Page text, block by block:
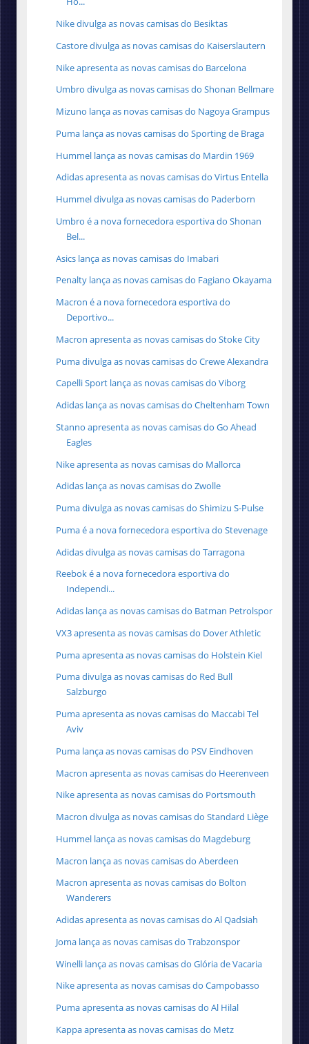
Nike divulga as novas camisas do Besiktas
Castore divulga as novas camisas do Kaiserslautern
Nike apresenta as novas camisas do Barcelona
Umbro divulga as novas camisas do Shonan Bellmare
Mizuno lança as novas camisas do Nagoya Grampus
Puma lança as novas camisas do Sporting de Braga
Hummel lança as novas camisas do Mardin 1969
Adidas apresenta as novas camisas do Virtus Entella
Hummel divulga as novas camisas do Paderborn
Umbro é a nova fornecedora esportiva do Shonan
Bel...
Asics lança as novas camisas do Imabari
Penalty lança as novas camisas do Fagiano Okayama
Macron é a nova fornecedora esportiva do
Deportivo...
Macron apresenta as novas camisas do Stoke City
Puma divulga as novas camisas do Crewe Alexandra
Capelli Sport lança as novas camisas do Viborg
Adidas lança as novas camisas do Cheltenham Town
Stanno apresenta as novas camisas do Go Ahead
Eagles
Nike apresenta as novas camisas do Mallorca
Adidas lança as novas camisas do Zwolle
Puma divulga as novas camisas do Shimizu S-Pulse
Puma é a nova fornecedora esportiva do Stevenage
Adidas divulga as novas camisas do Tarragona
Reebok é a nova fornecedora esportiva do
Independi...
Adidas lança as novas camisas do Batman Petrolspor
VX3 apresenta as novas camisas do Dover Athletic
Puma apresenta as novas camisas do Holstein Kiel
Puma divulga as novas camisas do Red Bull
Salzburgo
Puma apresenta as novas camisas do Maccabi Tel
Aviv
Puma lança as novas camisas do PSV Eindhoven
Macron apresenta as novas camisas do Heerenveen
Nike apresenta as novas camisas do Portsmouth
Macron divulga as novas camisas do Standard Liège
Hummel lança as novas camisas do Magdeburg
Macron lança as novas camisas do Aberdeen
Macron apresenta as novas camisas do Bolton
Wanderers
Adidas apresenta as novas camisas do Al Qadsiah
Joma lança as novas camisas do Trabzonspor
Winelli lança as novas camisas do Glória de Vacaria
Nike apresenta as novas camisas do Campobasso
Puma apresenta as novas camisas do Al Hilal
Kappa apresenta as novas camisas do Metz